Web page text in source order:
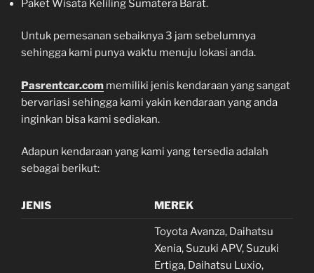
Paket Wisata Keliling Sumatera Barat.
Untuk pemesanan sebaiknya 3 jam sebelumnya
sehingga kami punya waktu menuju lokasi anda.
Pasrentcar.com memiliki jenis kendaraan yang sangat
bervariasi sehingga kami yakin kendaraan yang anda
inginkan bisa kami sediakan.
Adapun kendaraan yang kami yang tersedia adalah
sebagai berikut:
JENIS MEREK
Toyota Avanza, Daihatsu
Xenia, Suzuki APV, Suzuki
Ertiga, Daihatsu Luxio,